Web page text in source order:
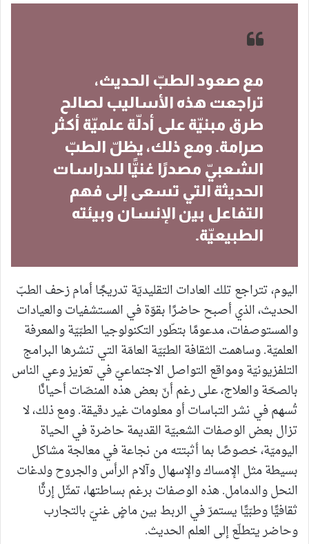
مع صعود الطبّ الحديث،
تراجعت هذه الأساليب لصالح
طرق مبنيّة على أدلّة علميّة أكثر
صرامة. ومع ذلك، يظلّ الطبّ
الشعبيّ مصدرًا غنيًّا للدراسات
الحديثة التي تسعى إلى فهم
التفاعل بين الإنسان وبيئته
الطبيعيّة.
اليوم، تتراجع تلك العادات التقليديّة تدريجًا أمام زحف الطبّ
الحديث، الذي أصبح حاضرًا بقوّة في المستشفيات والعيادات
والمستوصفات، مدعومًا بتطّور التكنولوجيا الطبّيّة والمعرفة
العلميّة. وساهمت الثقافة الطبّيّة العامّة التي تنشرها البرامج
التلفزيونيّة ومواقع التواصل الاجتماعيّ في تعزيز وعي الناس
بالصحّة والعلاج، على رغم أنّ بعض هذه المنصّات أحيانًا
تُسهم في نشر التباسات أو معلومات غير دقيقة. ومع ذلك، لا
تزال بعض الوصفات الشعبيّة القديمة حاضرة في الحياة
اليوميّة، خصوصًا بما أثبتته من نجاعة في معالجة مشاكل
بسيطة مثل الإمساك والإسهال وآلام الرأس والجروح ولدغات
النحل والدمامل. هذه الوصفات برغم بساطتها، تمثّل إرثًا
ثقافيًّا وطبّيًّا يستمرّ في الربط بين ماضٍ غنيّ بالتجارب
وحاضر يتطلّع إلى العلم الحديث.